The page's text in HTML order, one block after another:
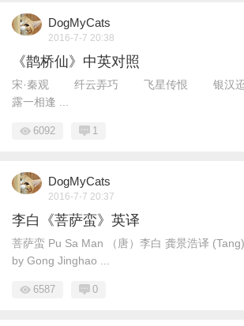
DogMyCats
2016-7-7 20:38
《鹊桥仙》中英对照
宋·秦观 纤云弄巧 飞星传恨 银汉
露一相逢 ...
6092 1
DogMyCats
2016-7-7 20:37
李白《菩萨蛮》英译
菩萨蛮 Pu Sa Man （唐）李白 龚景浩译
by Gong Jinghao ...
6587 0